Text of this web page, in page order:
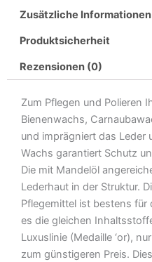
Zusätzliche Informationen
Produktsicherheit
Rezensionen (0)
Zum Pflegen und Polieren
Bienenwachs,
und imprägniert das Leder
Wachs garantiert Schutz
Die mit Mandelöl
Lederhaut in der Struktur.
Pflegemittel ist bestens für
es die gleichen
Luxuslinie (Medaille ‘or),
zum günstigeren Preis.